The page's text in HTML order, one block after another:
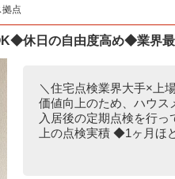
点
休日の自由度高め◆業界
＼住宅点検業界大手×上
価値向上のため、ハウス
入居後の定期点検を行
上の点検実積 ◆1ヶ月ほ